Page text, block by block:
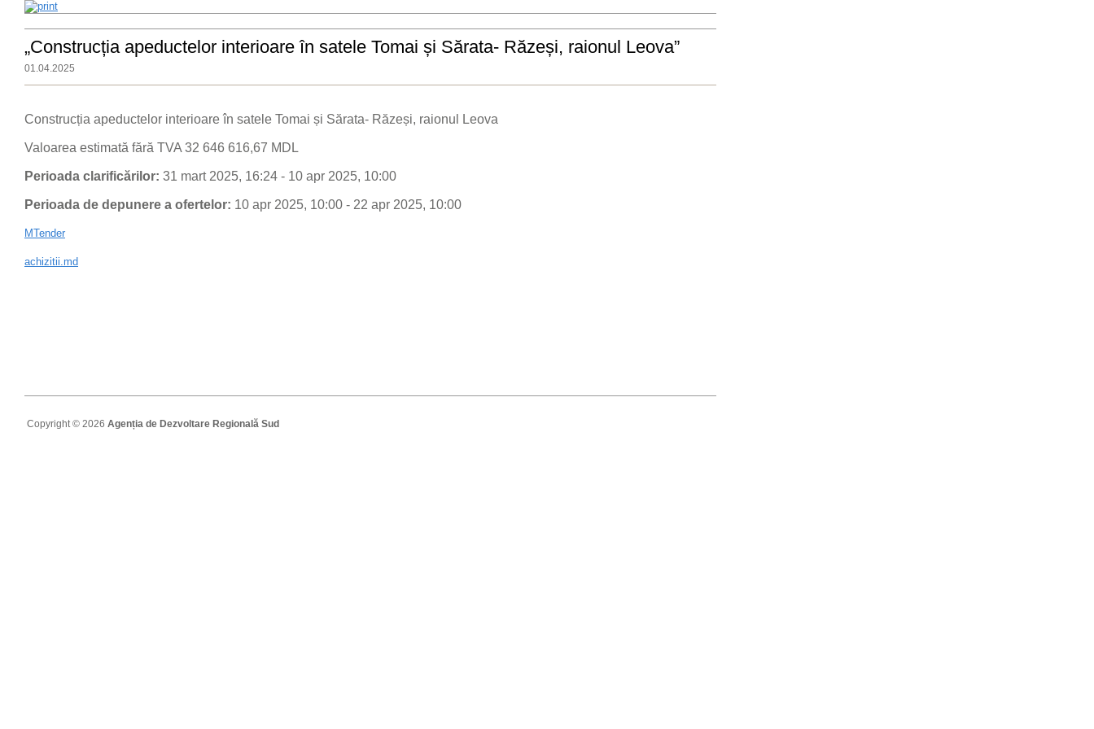
„Construcția apeductelor interioare în satele Tomai și Sărata- Răzeși, raionul Leova”
01.04.2025
Construcția apeductelor interioare în satele Tomai și Sărata- Răzeși, raionul Leova
Valoarea estimată fără TVA 32 646 616,67 MDL
Perioada clarificărilor: 31 mart 2025, 16:24 - 10 apr 2025, 10:00
Perioada de depunere a ofertelor: 10 apr 2025, 10:00 - 22 apr 2025, 10:00
MTender
achizitii.md
Copyright © 2026 Agenția de Dezvoltare Regională Sud